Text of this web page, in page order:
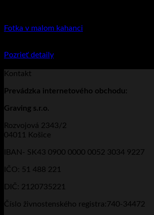
Fotka v malom kahanci
Pozrieť detaily
Kontakt
Prevádzka internetového obchodu:
Graving s.r.o.
Rozvojová 2343/2
04011 Košice
IBAN- SK43 0900 0000 0052 3034 9227
IČO: 51 488 221
DIČ: 2120735221
Číslo živnostenského registra:740-34472